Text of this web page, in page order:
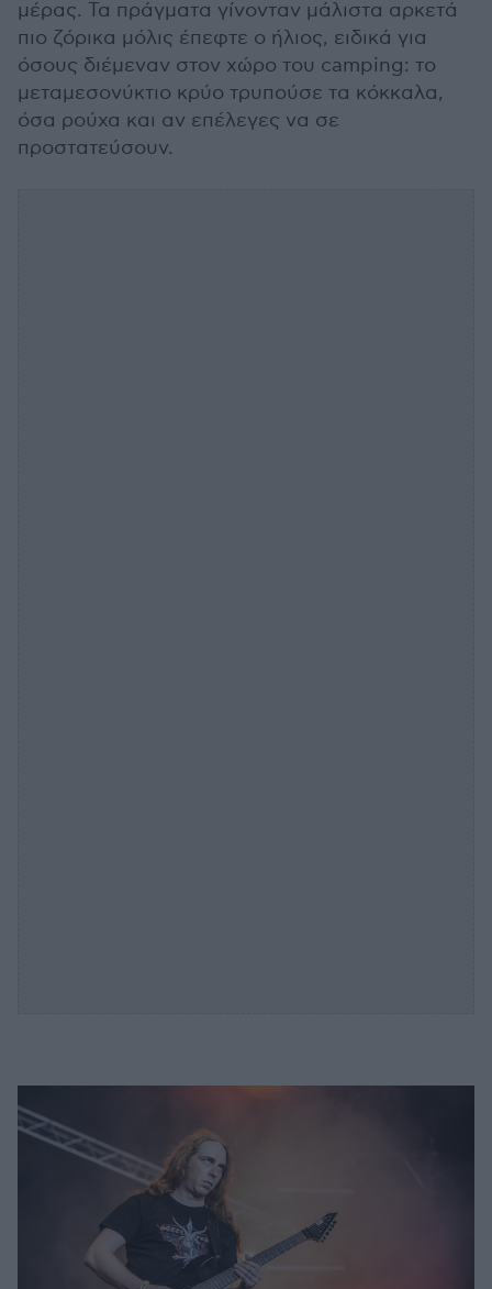
μέρας. Τα πράγματα γίνονταν μάλιστα αρκετά
πιο ζόρικα μόλις έπεφτε ο ήλιος, ειδικά για
όσους διέμεναν στον χώρο του camping: το
μεταμεσονύκτιο κρύο τρυπούσε τα κόκκαλα,
όσα ρούχα και αν επέλεγες να σε
προστατεύσουν.